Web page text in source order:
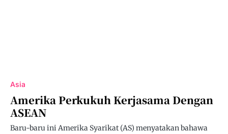
Asia
Amerika Perkukuh Kerjasama Dengan
ASEAN
Baru-baru ini Amerika Syarikat (AS) menyatakan bahawa